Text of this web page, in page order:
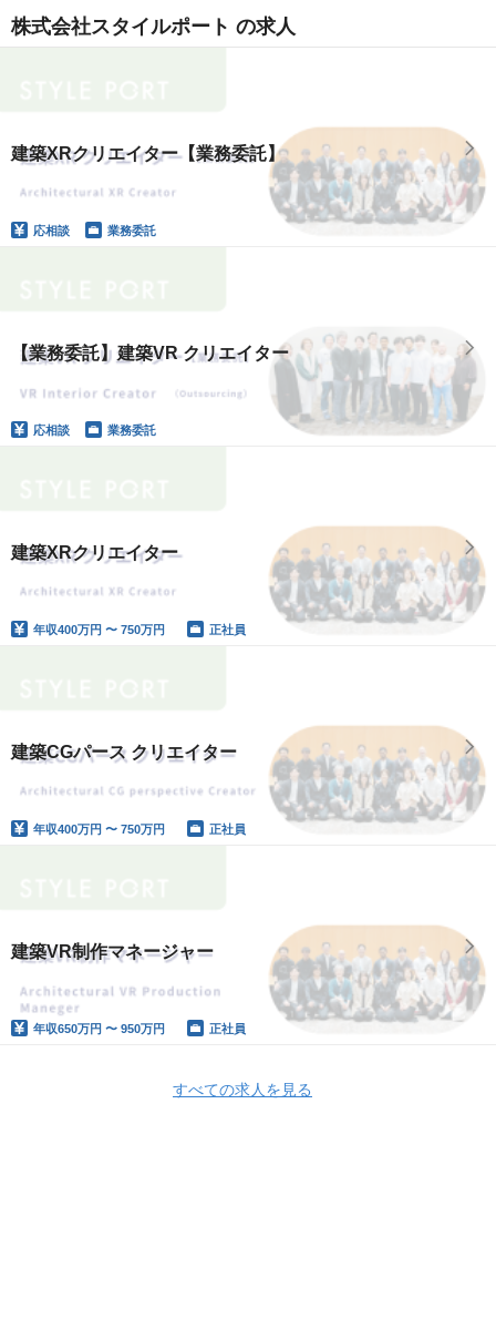
株式会社スタイルポート の求人
建築XRクリエイター【業務委託】
応相談 業務委託
【業務委託】建築VR クリエイター
応相談 業務委託
建築XRクリエイター
年収400万円 〜 750万円 正社員
建築CGパース クリエイター
年収400万円 〜 750万円 正社員
建築VR制作マネージャー
年収650万円 〜 950万円 正社員
すべての求人を見る